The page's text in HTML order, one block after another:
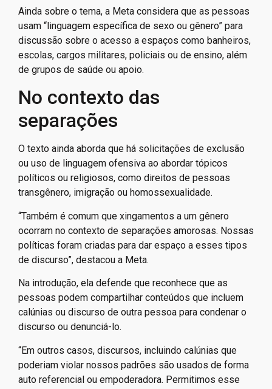
Ainda sobre o tema, a Meta considera que as pessoas
usam “linguagem específica de sexo ou gênero” para
discussão sobre o acesso a espaços como banheiros,
escolas, cargos militares, policiais ou de ensino, além
de grupos de saúde ou apoio.
No contexto das
separações
O texto ainda aborda que há solicitações de exclusão
ou uso de linguagem ofensiva ao abordar tópicos
políticos ou religiosos, como direitos de pessoas
transgênero, imigração ou homossexualidade.
“Também é comum que xingamentos a um gênero
ocorram no contexto de separações amorosas. Nossas
políticas foram criadas para dar espaço a esses tipos
de discurso”, destacou a Meta.
Na introdução, ela defende que reconhece que as
pessoas podem compartilhar conteúdos que incluem
calúnias ou discurso de outra pessoa para condenar o
discurso ou denunciá-lo.
“Em outros casos, discursos, incluindo calúnias que
poderiam violar nossos padrões são usados de forma
auto referencial ou empoderadora. Permitimos esse